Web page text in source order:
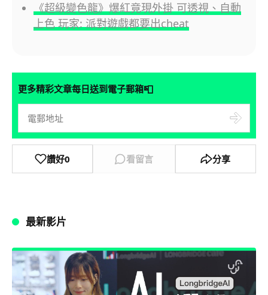
《超級變色龍》爆紅竟現外掛 可透視、自動
上色 玩家: 派對遊戲都要出cheat
更多精彩文章每日送到電子郵箱📮
讚好0 看留言 分享
最新影片